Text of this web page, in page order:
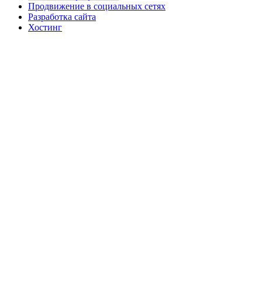
Продвижение в социальных сетях
Разработка сайта
Хостинг